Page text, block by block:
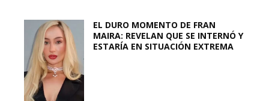
EL DURO MOMENTO DE FRAN
MAIRA: REVELAN QUE SE INTERNÓ Y
ESTARÍA EN SITUACIÓN EXTREMA